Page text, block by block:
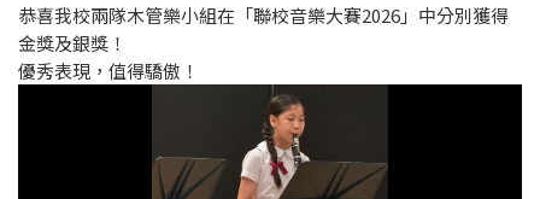
恭喜我校兩隊木管樂小組在「聯校音樂大賽2026」中分別獲得
金獎及銀獎！
優秀表現，值得驕傲！